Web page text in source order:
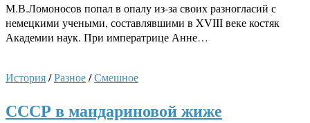
М.В.Ломоносов попал в опалу из-за своих разногласий с
немецкими учеными, составлявшими в XVIII веке костяк
Академии наук. При императрице Анне…
История/Разное/Смешное
СССР в мандариновой жиже